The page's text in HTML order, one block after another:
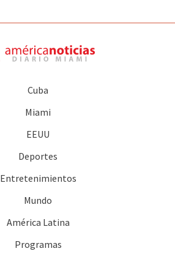
Cuba
Miami
EEUU
Deportes
Entretenimientos
Mundo
América Latina
Programas